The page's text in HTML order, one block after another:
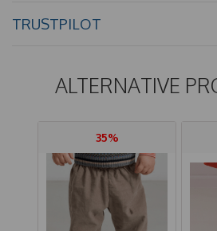
TRUSTPILOT
ALTERNATIVE
35%